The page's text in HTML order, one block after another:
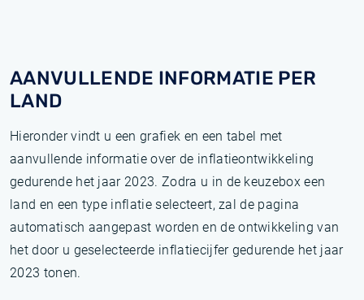
AANVULLENDE INFORMATIE PER
LAND
Hieronder vindt u een grafiek en een tabel met
aanvullende informatie over de inflatieontwikkeling
gedurende het jaar 2023. Zodra u in de keuzebox een
land en een type inflatie selecteert, zal de pagina
automatisch aangepast worden en de ontwikkeling van
het door u geselecteerde inflatiecijfer gedurende het jaar
2023 tonen.